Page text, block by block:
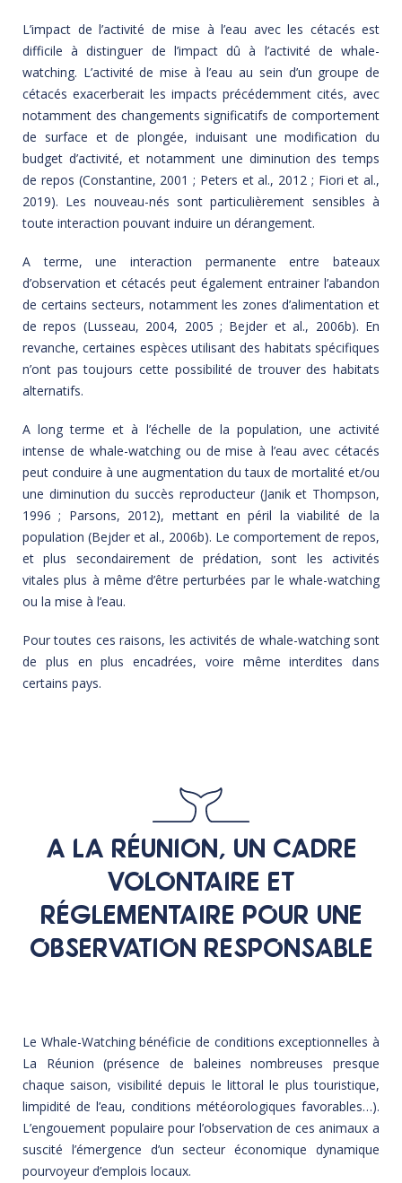
L’impact de l’activité de mise à l’eau avec les cétacés est
difficile à distinguer de l’impact dû à l’activité de whale-
watching. L’activité de mise à l’eau au sein d’un groupe de
cétacés exacerberait les impacts précédemment cités, avec
notamment des changements significatifs de comportement
de surface et de plongée, induisant une modification du
budget d’activité, et notamment une diminution des temps
de repos (Constantine, 2001 ; Peters et al., 2012 ; Fiori et al.,
2019). Les nouveau-nés sont particulièrement sensibles à
toute interaction pouvant induire un dérangement.
A terme, une interaction permanente entre bateaux
d’observation et cétacés peut également entrainer l’abandon
de certains secteurs, notamment les zones d’alimentation et
de repos (Lusseau, 2004, 2005 ; Bejder et al., 2006b). En
revanche, certaines espèces utilisant des habitats spécifiques
n’ont pas toujours cette possibilité de trouver des habitats
alternatifs.
A long terme et à l’échelle de la population, une activité
intense de whale-watching ou de mise à l’eau avec cétacés
peut conduire à une augmentation du taux de mortalité et/ou
une diminution du succès reproducteur (Janik et Thompson,
1996 ; Parsons, 2012), mettant en péril la viabilité de la
population (Bejder et al., 2006b). Le comportement de repos,
et plus secondairement de prédation, sont les activités
vitales plus à même d’être perturbées par le whale-watching
ou la mise à l’eau.
Pour toutes ces raisons, les activités de whale-watching sont
de plus en plus encadrées, voire même interdites dans
certains pays.
A LA RÉUNION, UN CADRE
VOLONTAIRE ET
RÉGLEMENTAIRE POUR UNE
OBSERVATION RESPONSABLE
Le Whale-Watching bénéficie de conditions exceptionnelles à
La Réunion (présence de baleines nombreuses presque
chaque saison, visibilité depuis le littoral le plus touristique,
limpidité de l’eau, conditions météorologiques favorables…).
L’engouement populaire pour l’observation de ces animaux a
suscité l’émergence d’un secteur économique dynamique
pourvoyeur d’emplois locaux.